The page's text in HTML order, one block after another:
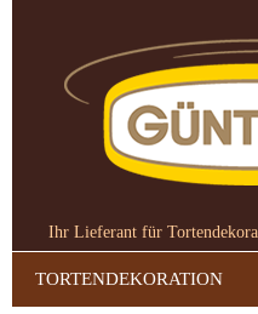
Ihr Lieferant für
TORTENDEKORATION